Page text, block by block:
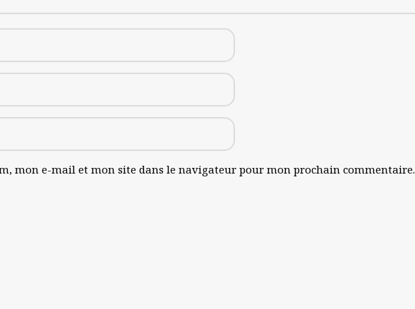
mon e-mail et mon site dans le navigateur pour mon prochain commentaire.